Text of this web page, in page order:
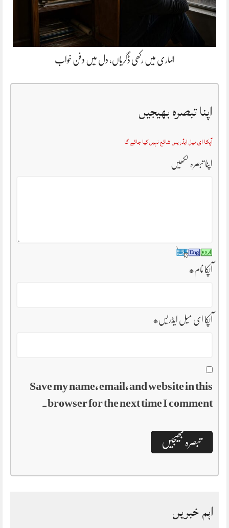
الماری میں رکھی ڈگریاں، دل میں دفن خواب
اپنا تبصرہ بھیجیں
آپکا ای میل ایڈریس شائع نہیں کیا جائے گا
اپنا تبصرہ لکھیں
آپکا نام*
آپکا ای میل ایڈریس*
Save my name, email, and website in this
browser for the next time I comment.
اہم خبریں